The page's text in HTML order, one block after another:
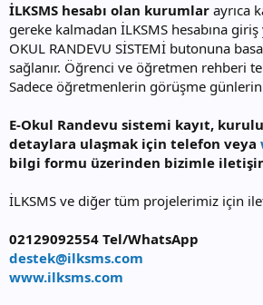
İLKSMS hesabı olan kurumlar ayrıca
gereke kalmadan İLKSMS hesabına
OKUL RANDEVU SİSTEMİ butonuna
sağlanır. Öğrenci ve öğretmen rehberi
Sadece öğretmenlerin görüşme
E-Okul Randevu sistemi kayıt,
detaylara ulaşmak için telefon veya
bilgi formu üzerinden bizimle
İLKSMS ve diğer tüm projelerimiz için
02129092554 Tel/WhatsApp
destek@ilksms.com
www.ilksms.com